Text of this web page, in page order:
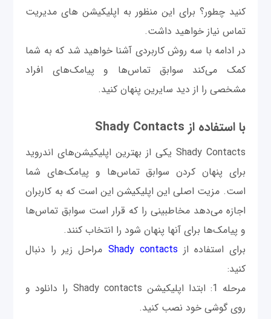
کنید چطور؟ برای این منظور به اپلیکیشن های مدیریت
تماس نیاز خواهید داشت.
در ادامه با سه روش کاربردی آشنا خواهید شد که به شما
کمک می‌کند سوابق تماس‌ها و پیامک‌های افراد
مشخصی را از دید سایرین پنهان کنید.
با استفاده از Shady Contacts
Shady Contacts یکی از بهترین اپلیکیشن‌های اندروید
برای پنهان کردن سوابق تماس‌ها و پیامک‌های شما
است. مزيت اصلی این اپلیکیشن این است که به کاربران
اجازه می‌دهد مخاطبینی را که قرار است سوابق تماس‌ها
و پیامک‌ها برای آنها پنهان شود را انتخاب کنند.
برای استفاده از Shady contacts مراحل زیر را دنبال
كنيد:
مرحله 1: ابتدا اپلیکیشن Shady contacts را دانلود و
روی گوشی خود نصب کنید.